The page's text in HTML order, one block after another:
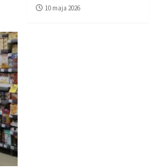
10 maja 2026